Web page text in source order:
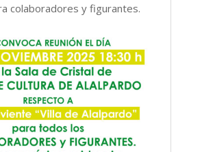
colaboradores y figurantes.